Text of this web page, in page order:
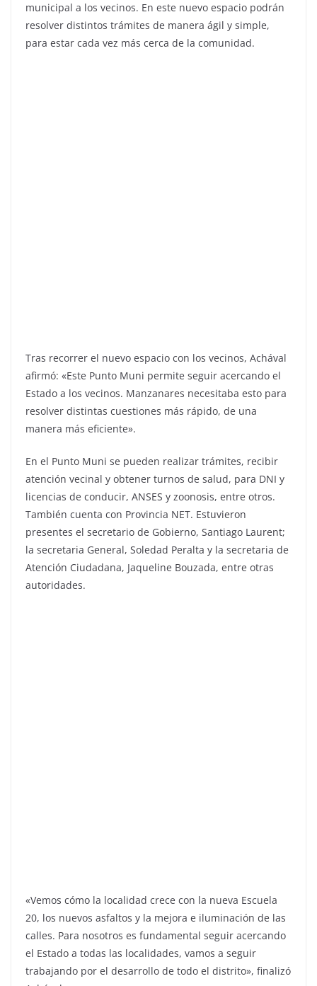
municipal a los vecinos. En este nuevo espacio podrán
resolver distintos trámites de manera ágil y simple,
para estar cada vez más cerca de la comunidad.
Tras recorrer el nuevo espacio con los vecinos, Achával
afirmó: «Este Punto Muni permite seguir acercando el
Estado a los vecinos. Manzanares necesitaba esto para
resolver distintas cuestiones más rápido, de una
manera más eficiente».
En el Punto Muni se pueden realizar trámites, recibir
atención vecinal y obtener turnos de salud, para DNI y
licencias de conducir, ANSES y zoonosis, entre otros.
También cuenta con Provincia NET. Estuvieron
presentes el secretario de Gobierno, Santiago Laurent;
la secretaria General, Soledad Peralta y la secretaria de
Atención Ciudadana, Jaqueline Bouzada, entre otras
autoridades.
«Vemos cómo la localidad crece con la nueva Escuela
20, los nuevos asfaltos y la mejora e iluminación de las
calles. Para nosotros es fundamental seguir acercando
el Estado a todas las localidades, vamos a seguir
trabajando por el desarrollo de todo el distrito», finalizó